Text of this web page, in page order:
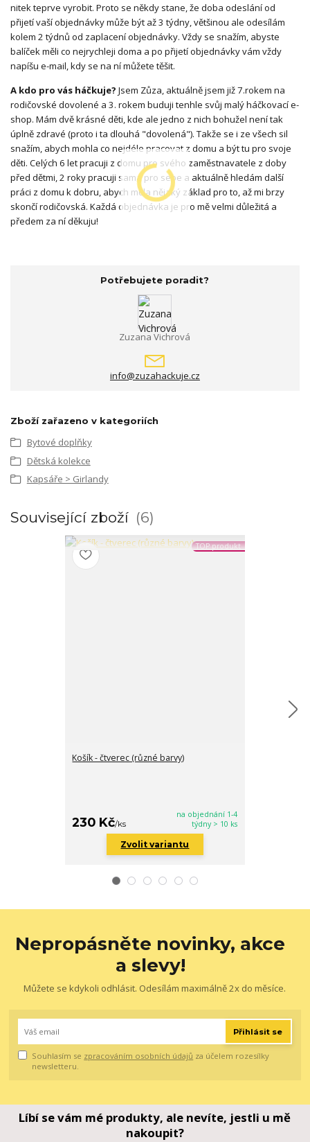
nitek teprve vyrobit. Proto se někdy stane, že doba odeslání od
přijetí vaší objednávky může být až 3 týdny, většinou ale odesílám
kolem 2 týdnů od zaplacení objednávky. Vždy se snažím, abyste
balíček měli co nejrychleji doma a po přijetí objednávky vám vždy
napíšu e-mail, kdy se na ní můžete těšit.
A kdo pro vás háčkuje? Jsem Zůza, aktuálně jsem již 7.rokem na
rodičovské dovolené a 3. rokem buduji tenhle svůj malý háčkovací e-
shop. Mám dvě krásné děti, kde ale jedno z nich bohužel není tak
úplně zdravé (proto i ta dlouhá "dovolená"). Takže se i ze všech sil
snažím, abych mohla co nejdéle pracovat z domu a být tu pro svoje
děti. Celých 6 let pracuji z domu pro svého zaměstnavatele z doby
před dětmi, 2 roky pracuji sama pro sebe a aktuálně hledám další
práci z domu k dobru, abych měla nějaký základ pro to, až mi brzy
skončí rodičovská. Každá objednávka je pro mě velmi důležitá a
předem za ní děkuju!
Potřebujete poradit?
Zuzana Vichrová
info@zuzahackuje.cz
Zboží zařazeno v kategoriích
Bytové doplňky
Dětská kolekce
Kapsáře > Girlandy
Související zboží 6
TOP produkt
Košík - čtverec (různé barvy)
230 Kč/ks
na objednání 1-4
týdny > 10 ks
Zvolit variantu
Nepropásněte novinky, akce
a slevy!
Můžete se kdykoli odhlásit. Odesílám maximálně 2x do měsíce.
Přihlásit se
Souhlasím se zpracováním osobních údajů za účelem rozesílky
newsletteru.
Líbí se vám mé produkty, ale nevíte, jestli u mě
nakoupit?